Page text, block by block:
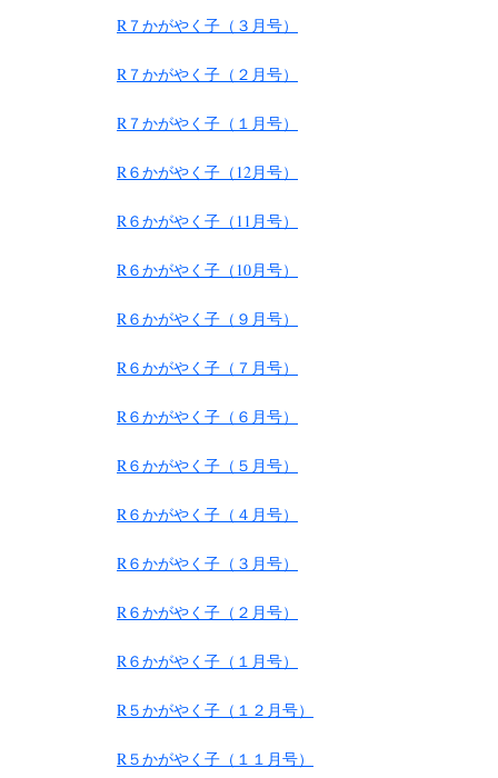
R７かがやく子（３月号）
R７かがやく子（２月号）
R７かがやく子（１月号）
R６かがやく子（12月号）
R６かがやく子（11月号）
R６かがやく子（10月号）
R６かがやく子（９月号）
R６かがやく子（７月号）
R６かがやく子（６月号）
R６かがやく子（５月号）
R６かがやく子（４月号）
R６かがやく子（３月号）
R６かがやく子（２月号）
R６かがやく子（１月号）
R５かがやく子（１２月号）
R５かがやく子（１１月号）